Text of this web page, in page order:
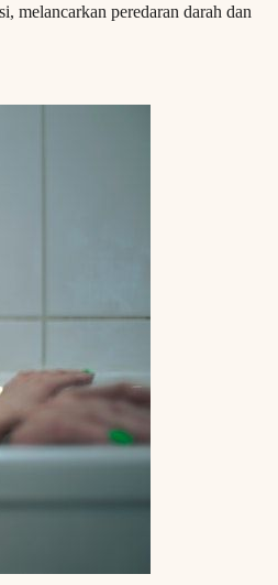
melancarkan peredaran darah dan